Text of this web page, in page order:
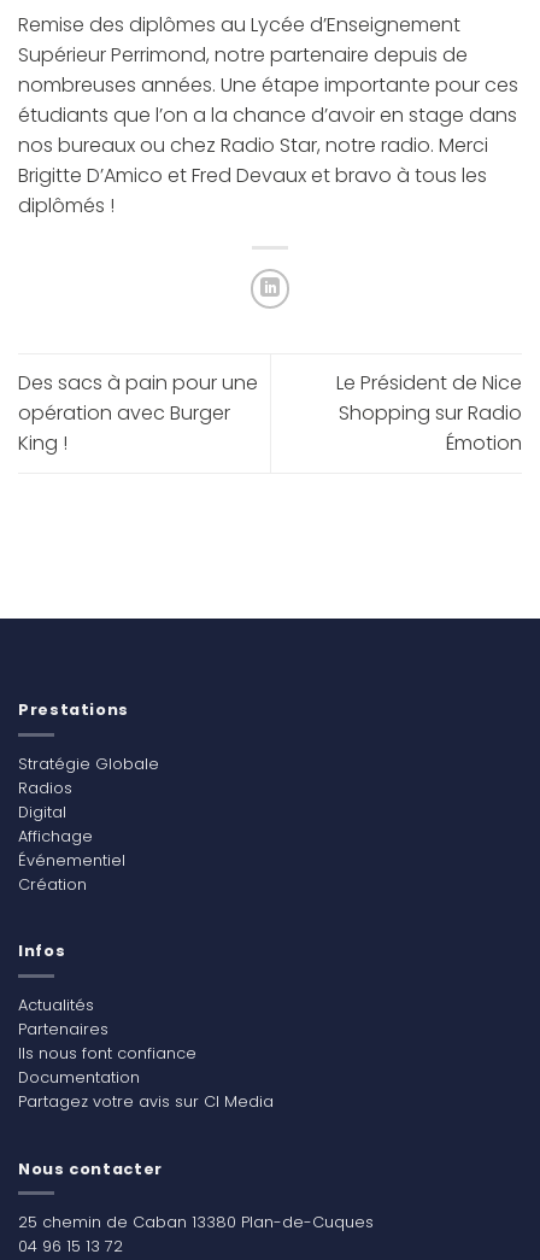
Remise des diplômes au Lycée d’Enseignement
Supérieur Perrimond, notre partenaire depuis de
nombreuses années. Une étape importante pour ces
étudiants que l’on a la chance d’avoir en stage dans
nos bureaux ou chez Radio Star, notre radio. Merci
Brigitte D’Amico et Fred Devaux et bravo à tous les
diplômés !
Des sacs à pain pour une
opération avec Burger
King !
Le Président de Nice
Shopping sur Radio
Émotion
Prestations
Stratégie Globale
Radios
Digital
Affichage
Événementiel
Création
Infos
Actualités
Partenaires
Ils nous font confiance
Documentation
Partagez votre avis sur CI Media
Nous contacter
25 chemin de Caban 13380 Plan-de-Cuques
04 96 15 13 72